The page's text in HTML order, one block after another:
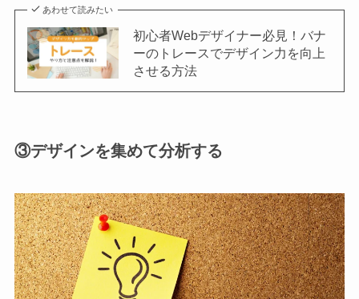
あわせて読みたい
初心者Webデザイナー必見！バナ
ーのトレースでデザイン力を向上
させる方法
③デザインを集めて分析する